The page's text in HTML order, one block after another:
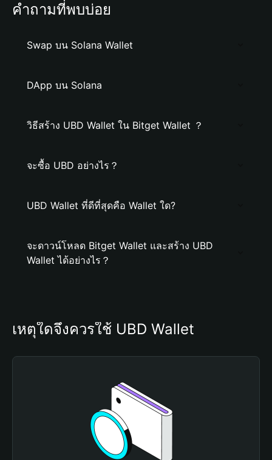
คำถามที่พบบ่อย
Swap บน Solana Wallet
DApp บน Solana
วิธีสร้าง UBD Wallet ใน Bitget Wallet ？
จะซื้อ UBD อย่างไร？
UBD Wallet ที่ดีที่สุดคือ Wallet ใด?
จะดาวน์โหลด Bitget Wallet และสร้าง UBD
Wallet ได้อย่างไร？
เหตุใดจึงควรใช้ UBD Wallet